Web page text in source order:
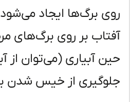
روی برگ‌ها ایجاد
آفتاب بر روی برگ‌های
جلوگیری از خیس شدن